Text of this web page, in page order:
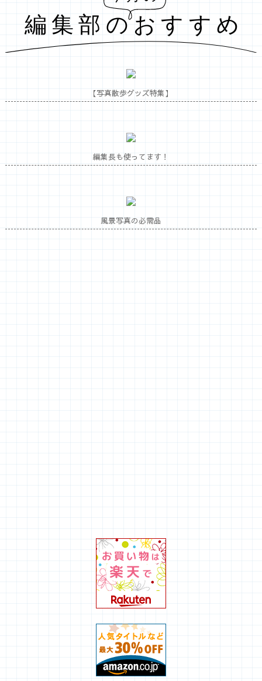
【写真散歩グッズ特集】
編集長も使ってます！
風景写真の必需品